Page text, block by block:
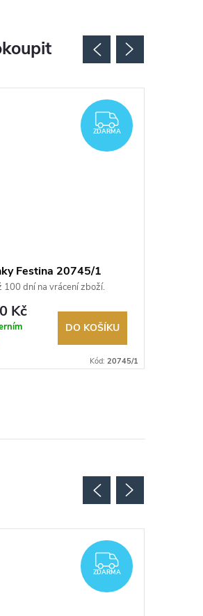
ZDARMA
ZDARMA
Festina 20745/1
100 dní na vrácení zboží.
prodejce.
Kč
DO KOŠÍKU
Kód: 20745/1
ZDARMA
ZDARMA